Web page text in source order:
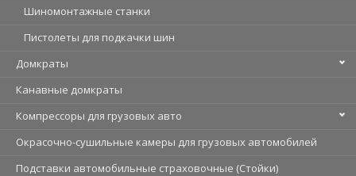
Шиномонтажные станки
Пистолеты для подкачки шин
Домкраты
Канавные домкраты
Компрессоры для грузовых авто
Окрасочно-сушильные камеры для грузовых автомобилей
Подставки автомобильные страховочные (Стойки)